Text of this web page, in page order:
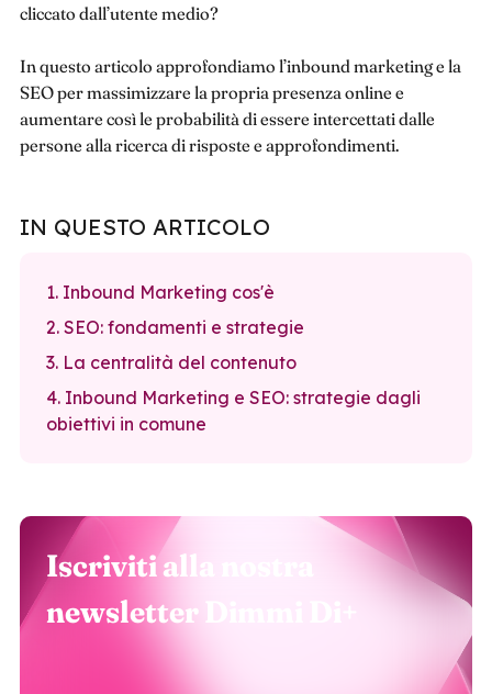
cliccato dall’utente medio?
In questo articolo approfondiamo l’inbound marketing e la
SEO per massimizzare la propria presenza online e
aumentare così le probabilità di essere intercettati dalle
persone alla ricerca di risposte e approfondimenti.
IN QUESTO ARTICOLO
1. Inbound Marketing cos'è
2. SEO: fondamenti e strategie
3. La centralità del contenuto
4. Inbound Marketing e SEO: strategie dagli
obiettivi in comune
Iscriviti alla nostra
newsletter Dimmi Di+